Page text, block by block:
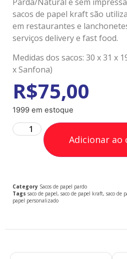
sacos de papel kraft são
em restaurantes e
serviços delivery e fast food.
Medidas dos sacos: 30 x 31 x
x Sanfona)
R$75,00
1999 em estoque
Adicionar ao
Category Sacos de papel pardo
Tags saco de papel, saco de papel kraft, saco de
papel personalizado